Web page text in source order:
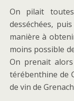
On pilait toutes
desséchées,
manière à
moins possible
On prenait
térébenthine de
de vin de